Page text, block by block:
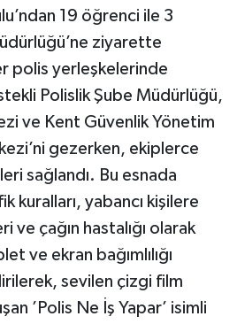
19 öğrenci ile 3
ziyarette
polis yerleşkelerinde
Polislik Şube Müdürlüğü,
ve Kent Güvenlik Yönetim
gezerken, ekiplerce
sağlandı. Bu esnada
kuralları, yabancı kişilere
ve çağın hastalığı olarak
ve ekran bağımlılığı
sevilen çizgi film
’Polis Ne İş Yapar’ isimli